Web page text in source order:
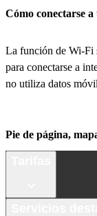
Cómo conectarse
La función de Wi-Fi
para conectarse a
no utiliza datos
Pie de página,